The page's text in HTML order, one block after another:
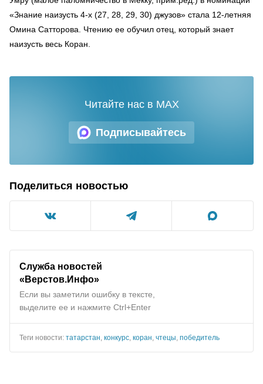
«Знание наизусть 4-х (27, 28, 29, 30) джузов» стала 12-летняя
Омина Сатторова. Чтению ее обучил отец, который знает
наизусть весь Коран.
Подписывайтесь
Читайте нас в MAX
Поделиться новостью
Служба новостей
«Верстов.Инфо»
Если вы заметили ошибку в тексте,
выделите ее и нажмите Ctrl+Enter
Теги новости: татарстан, конкурс, коран, чтецы, победитель